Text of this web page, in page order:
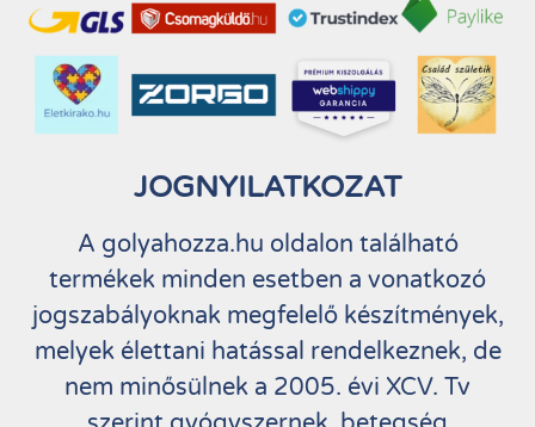
JOGNYILATKOZAT
A golyahozza.hu oldalon található
termékek minden esetben a vonatkozó
jogszabályoknak megfelelő készítmények,
melyek élettani hatással rendelkeznek, de
nem minősülnek a 2005. évi XCV. Tv